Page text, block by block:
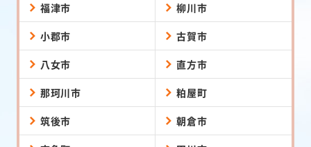
福津市 柳川市
小郡市 古賀市
八女市 直方市
那珂川市 粕屋町
筑後市 朝倉市